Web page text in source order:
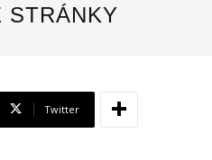
STRÁNKY
Twitter